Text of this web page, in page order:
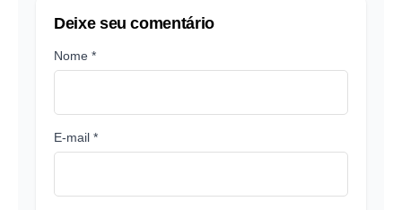
Deixe seu comentário
Nome *
E-mail *